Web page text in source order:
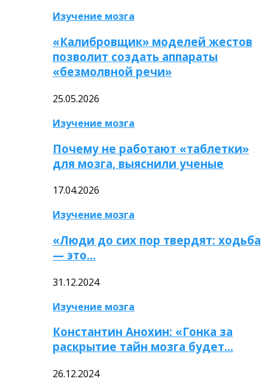
Изучение мозга
«Калибровщик» моделей жестов
позволит создать аппараты
«безмолвной речи»
25.05.2026
Изучение мозга
Почему не работают «таблетки»
для мозга, выяснили ученые
17.04.2026
Изучение мозга
«Люди до сих пор твердят: ходьба
— это…
31.12.2024
Изучение мозга
Константин Анохин: «Гонка за
раскрытие тайн мозга будет…
26.12.2024